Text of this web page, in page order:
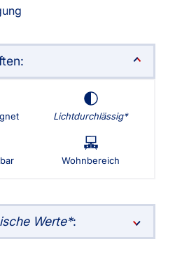
Lichtdurchlässig
Wohnbereich
Werte :